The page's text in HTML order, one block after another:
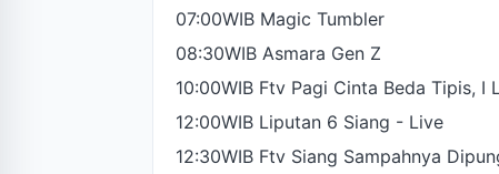
07:00WIB Magic Tumbler
08:30WIB Asmara Gen Z
10:00WIB Ftv Pagi Cinta Beda Tipis, I
12:00WIB Liputan 6 Siang - Live
12:30WIB Ftv Siang Sampahnya